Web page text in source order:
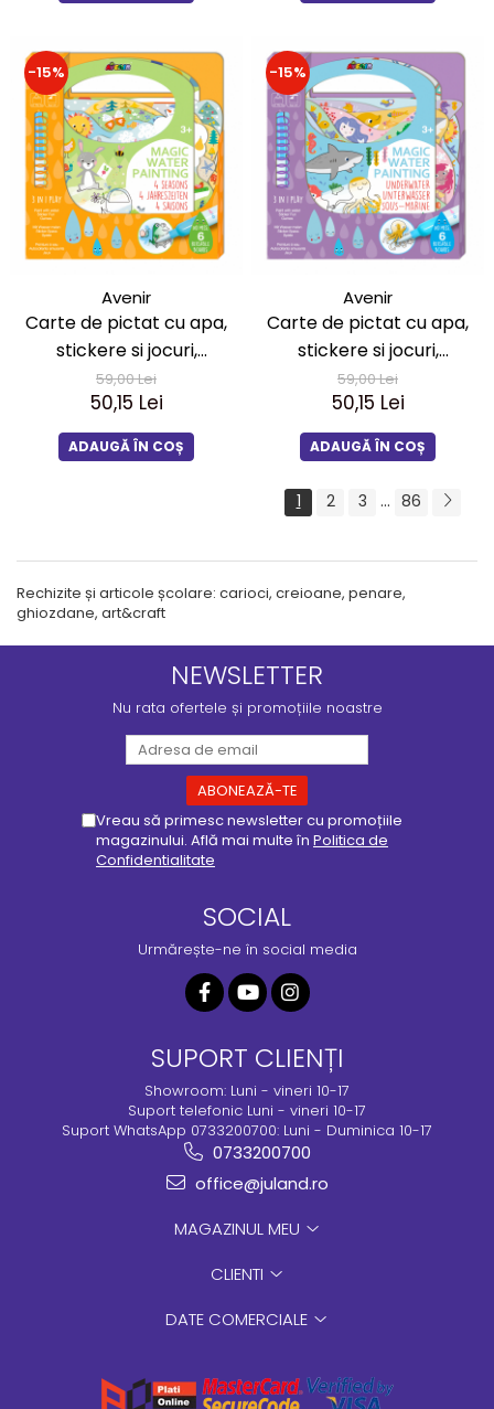
-15%
Avenir
Carte de pictat cu apa,
stickere si jocuri,
portabila - 4 anotimpuri
59,00 Lei
50,15 Lei
ADAUGĂ ÎN COȘ
-15%
Avenir
Carte de pictat cu apa,
stickere si jocuri,
portabila - Subacvatic
59,00 Lei
50,15 Lei
ADAUGĂ ÎN COȘ
1 2 3 ... 86
Rechizite și articole școlare: carioci, creioane, penare,
ghiozdane, art&craft
NEWSLETTER
Nu rata ofertele și promoțiile noastre
Vreau să primesc newsletter cu promoțiile
magazinului. Află mai multe în Politica de
Confidentialitate
SOCIAL
Urmărește-ne în social media
SUPORT CLIENȚI
Showroom: Luni - vineri 10-17
Suport telefonic Luni - vineri 10-17
Suport WhatsApp 0733200700: Luni - Duminica 10-17
0733200700
office@juland.ro
MAGAZINUL MEU
CLIENTI
DATE COMERCIALE